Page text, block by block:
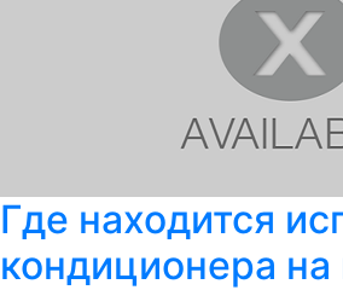
Где находится
кондиционера на